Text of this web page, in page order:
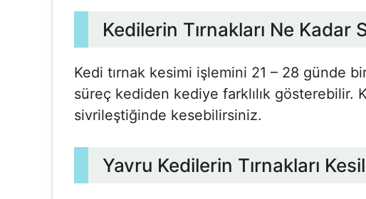
Kedilerin Tırnakları Ne Kadar
Kedi tırnak kesimi işlemini 21 – 28 günde
süreç kediden kediye farklılık gösterebilir.
sivrileştiğinde kesebilirsiniz.
Yavru Kedilerin Tırnakları